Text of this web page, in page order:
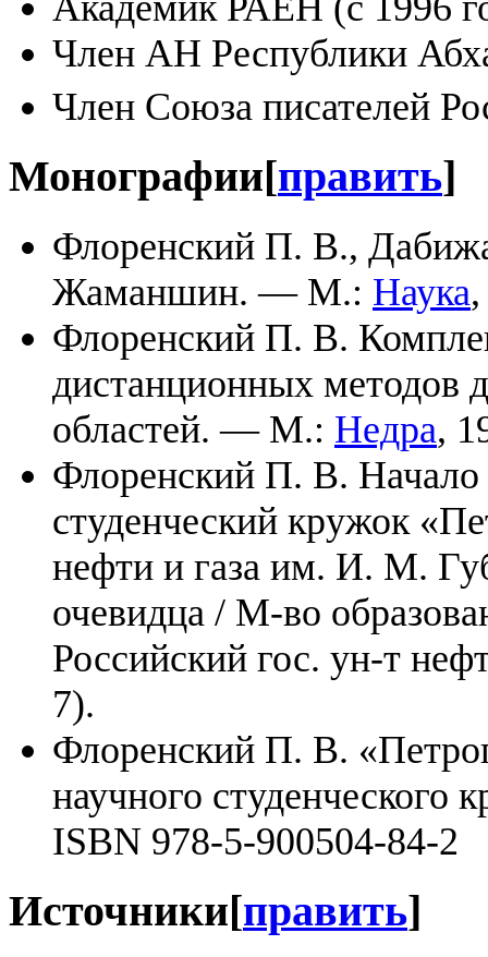
Член АН Республики
Член Союза писателей
Монографии[править]
Флоренский П. В.,
Жаманшин. — М.: Наука
Флоренский П. В.
дистанционных методов
областей. — М.: Недра,
Флоренский П. В. Начало
студенческий кружок
нефти и газа им. И. М.
очевидца / М-во
Российский гос. ун-т
7).
Флоренский П. В.
научного
ISBN 978-5-900504-84-2
Источники[править]